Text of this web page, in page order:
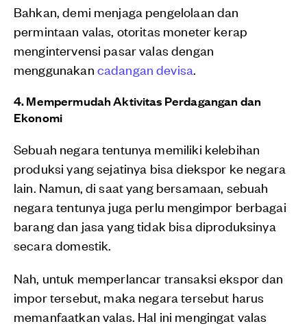
Bahkan, demi menjaga pengelolaan dan
permintaan valas, otoritas moneter kerap
mengintervensi pasar valas dengan
menggunakan cadangan devisa.
4. Mempermudah Aktivitas Perdagangan dan
Ekonomi
Sebuah negara tentunya memiliki kelebihan
produksi yang sejatinya bisa diekspor ke negara
lain. Namun, di saat yang bersamaan, sebuah
negara tentunya juga perlu mengimpor berbagai
barang dan jasa yang tidak bisa diproduksinya
secara domestik.
Nah, untuk memperlancar transaksi ekspor dan
impor tersebut, maka negara tersebut harus
memanfaatkan valas. Hal ini mengingat valas